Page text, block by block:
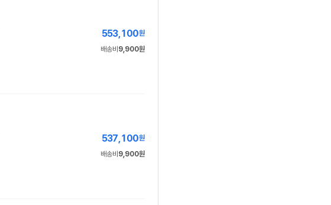
553,100원
배송비 9,900원
537,100원
배송비 9,900원